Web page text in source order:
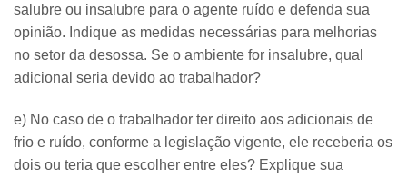
salubre ou insalubre para o agente ruído e defenda sua
opinião. Indique as medidas necessárias para melhorias
no setor da desossa. Se o ambiente for insalubre, qual
adicional seria devido ao trabalhador?
e) No caso de o trabalhador ter direito aos adicionais de
frio e ruído, conforme a legislação vigente, ele receberia os
dois ou teria que escolher entre eles? Explique sua